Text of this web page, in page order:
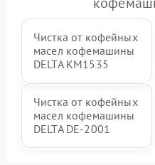
Чистка от кофейных
масел кофемашины
DELTA KM1535
Чистка от кофейных
масел кофемашины
DELTA DE-2001